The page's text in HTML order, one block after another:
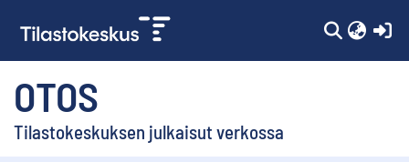
OTOS
Tilastokeskuksen julkaisut verkossa